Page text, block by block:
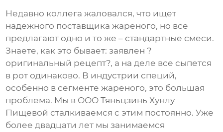
Недавно коллега жаловался, что ищет
надежного поставщика жареного, но все
предлагают одно и то же – стандартные смеси.
Знаете, как это бывает: заявлен ?
оригинальный рецепт?, а на деле все сыпется
в рот одинаково. В индустрии специй,
особенно в сегменте жареного, это большая
проблема. Мы в ООО Тяньцзинь Хунлу
Пищевой сталкиваемся с этим постоянно. Уже
более двадцати лет мы занимаемся